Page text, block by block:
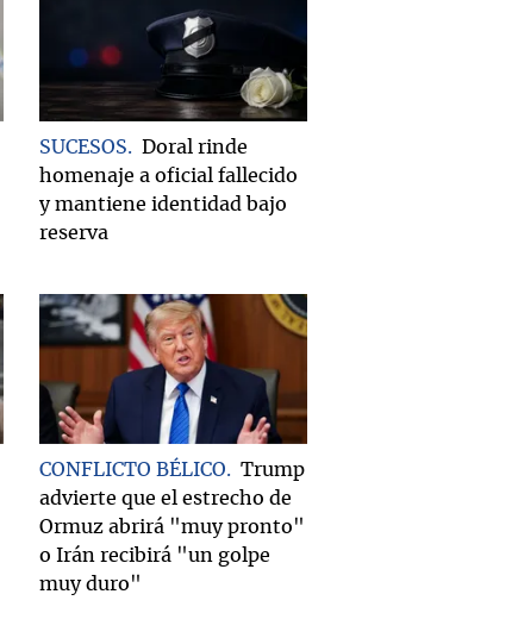
SUCESOS
Doral rinde
homenaje a oficial fallecido
y mantiene identidad bajo
reserva
CONFLICTO BÉLICO
Trump
advierte que el estrecho de
Ormuz abrirá "muy pronto"
o Irán recibirá "un golpe
muy duro"